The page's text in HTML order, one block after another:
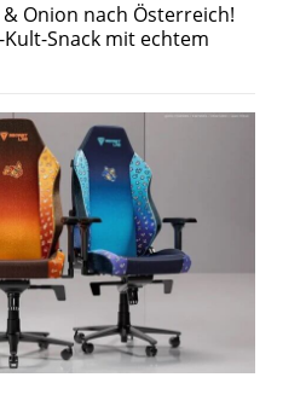
Onion nach Österreich!
Snack mit echtem